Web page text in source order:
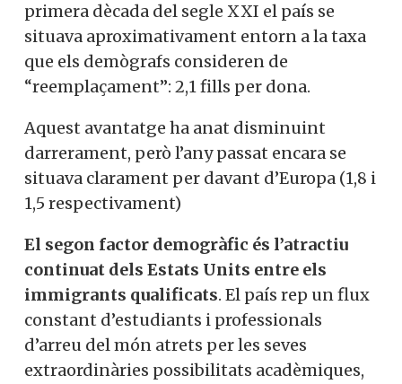
primera dècada del segle XXI el país se
situava aproximativament entorn a la taxa
que els demògrafs consideren de
“reemplaçament”: 2,1 fills per dona.
Aquest avantatge ha anat disminuint
darrerament, però l’any passat encara se
situava clarament per davant d’Europa (1,8 i
1,5 respectivament)
El segon factor demogràfic és l’atractiu
continuat dels Estats Units entre els
immigrants qualificats. El país rep un flux
constant d’estudiants i professionals
d’arreu del món atrets per les seves
extraordinàries possibilitats acadèmiques,